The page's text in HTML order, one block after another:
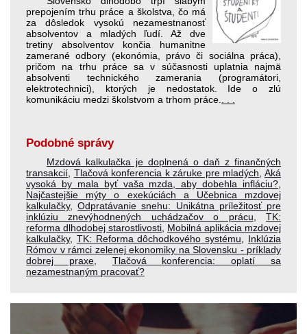
prepojením trhu práce a školstva, čo má
za dôsledok vysokú nezamestnanosť
absolventov a mladých ľudí. Až dve
tretiny absolventov končia humanitne
zamerané odbory (ekonómia, právo či sociálna práca),
pričom na trhu práce sa v súčasnosti uplatnia najmä
absolventi technického zamerania (programátori,
elektrotechnici), ktorých je nedostatok. Ide o zlú
komunikáciu medzi školstvom a trhom práce.. . .
Podobné správy
Mzdová kalkulačka je doplnená o daň z finančných
transakcií, Tlačová konferencia k záruke pre mladých,Aká
vysoká by mala byť vaša mzda, aby dobehla infláciu?,
Najčastejšie mýty o exekúciách a Učebnica mzdovej
kalkulačky,Odpratávanie snehu: Unikátna príležitosť pre
inklúziu znevýhodnených uchádzačov o prácu,TK:
reforma dlhodobej starostlivosti, Mobilná aplikácia mzdovej
kalkulačky, TK: Reforma dôchodkového systému, Inklúzia
Rómov v rámci zelenej ekonomiky na Slovensku - príklady
dobrej praxe, Tlačová konferencia: oplatí sa
nezamestnaným pracovať?